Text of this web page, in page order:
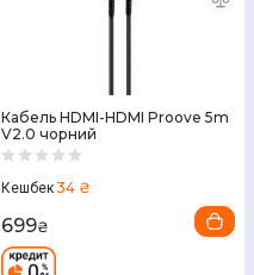
Кабель HDMI-HDMI Proove 5m
V2.0 чорний
Кешбек34 ₴
699₴